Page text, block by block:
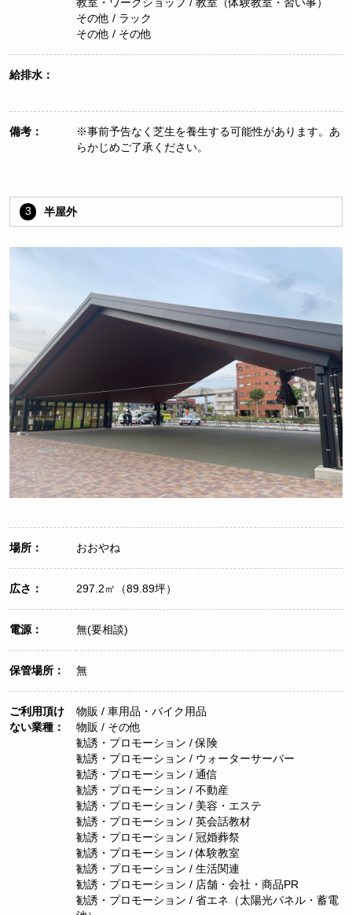
その他 / ラック
その他 / その他
給排水：
備考：
※事前予告なく芝生を養生する可能性があります。あ
らかじめご了承ください。
3 半屋外
場所： おおやね
広さ： 297.2㎡（89.89坪）
電源： 無(要相談)
保管場所： 無
ご利用頂け
ない業種：
物販 / 車用品・バイク用品
物販 / その他
勧誘・プロモーション / 保険
勧誘・プロモーション / ウォーターサーバー
勧誘・プロモーション / 通信
勧誘・プロモーション / 不動産
勧誘・プロモーション / 美容・エステ
勧誘・プロモーション / 英会話教材
勧誘・プロモーション / 冠婚葬祭
勧誘・プロモーション / 体験教室
勧誘・プロモーション / 生活関連
勧誘・プロモーション / 店舗・会社・商品PR
勧誘・プロモーション / 省エネ（太陽光パネル・蓄電